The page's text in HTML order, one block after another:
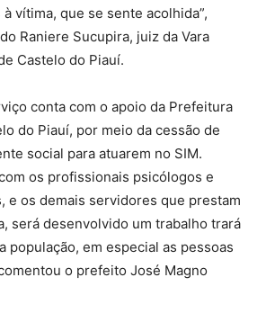
vítima, que se sente acolhida”,
Raniere Sucupira, juiz da Vara
Castelo do Piauí.
conta com o apoio da Prefeitura
do Piauí, por meio da cessão de
social para atuarem no SIM.
os profissionais psicólogos e
e os demais servidores que prestam
será desenvolvido um trabalho trará
população, em especial as pessoas
o prefeito José Magno